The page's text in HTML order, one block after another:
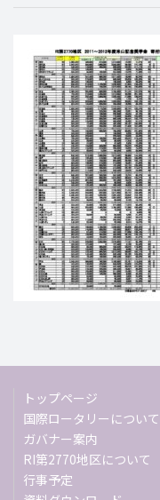
トップページ
国際ロータリーについて
ガバナー案内
RI第2770地区について
行事予定